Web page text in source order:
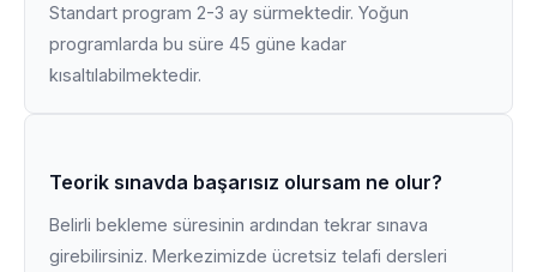
Standart program 2-3 ay sürmektedir. Yoğun
programlarda bu süre 45 güne kadar
kısaltılabilmektedir.
Teorik sınavda başarısız olursam ne olur?
Belirli bekleme süresinin ardından tekrar sınava
girebilirsiniz. Merkezimizde ücretsiz telafi dersleri